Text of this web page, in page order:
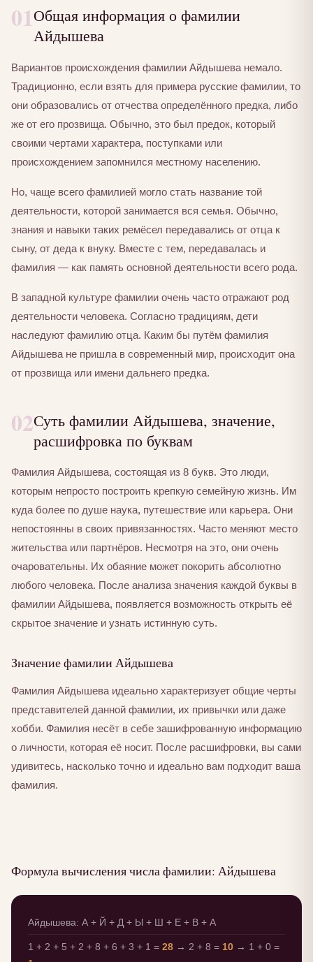
01Общая информация о фамилии
Айдышева
Вариантов происхождения фамилии Айдышева немало.
Традиционно, если взять для примера русские фамилии, то
они образовались от отчества определённого предка, либо
же от его прозвища. Обычно, это был предок, который
своими чертами характера, поступками или
происхождением запомнился местному населению.
Но, чаще всего фамилией могло стать название той
деятельности, которой занимается вся семья. Обычно,
знания и навыки таких ремёсел передавались от отца к
сыну, от деда к внуку. Вместе с тем, передавалась и
фамилия — как память основной деятельности всего рода.
В западной культуре фамилии очень часто отражают род
деятельности человека. Согласно традициям, дети
наследуют фамилию отца. Каким бы путём фамилия
Айдышева не пришла в современный мир, происходит она
от прозвища или имени дальнего предка.
02Суть фамилии Айдышева, значение,
расшифровка по буквам
Фамилия Айдышева, состоящая из 8 букв. Это люди,
которым непросто построить крепкую семейную жизнь. Им
куда более по душе наука, путешествие или карьера. Они
непостоянны в своих привязанностях. Часто меняют место
жительства или партнёров. Несмотря на это, они очень
очаровательны. Их обаяние может покорить абсолютно
любого человека. После анализа значения каждой буквы в
фамилии Айдышева, появляется возможность открыть её
скрытое значение и узнать истинную суть.
Значение фамилии Айдышева
Фамилия Айдышева идеально характеризует общие черты
представителей данной фамилии, их привычки или даже
хобби. Фамилия несёт в себе зашифрованную информацию
о личности, которая её носит. После расшифровки, вы сами
удивитесь, насколько точно и идеально вам подходит ваша
фамилия.
Формула вычисления числа фамилии: Айдышева
Айдышева: А + Й + Д + Ы + Ш + Е + В + А
1 + 2 + 5 + 2 + 8 + 6 + 3 + 1 = 28 → 2 + 8 = 10 → 1 + 0 =